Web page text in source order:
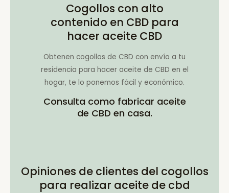
Cogollos con alto
contenido en CBD para
hacer aceite CBD
Obtenen cogollos de CBD con envío a tu
residencia para hacer aceite de CBD en el
hogar, te lo ponemos fácil y económico.
Consulta como fabricar aceite
de CBD en casa.
Opiniones de clientes del cogollos
para realizar aceite de cbd